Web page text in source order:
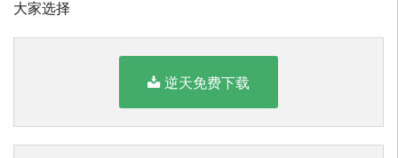
大家选择
逆天免费下载